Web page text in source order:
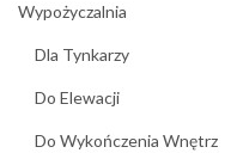
Wypożyczalnia
Dla Tynkarzy
Do Elewacji
Do Wykończenia Wnętrz